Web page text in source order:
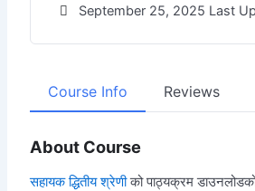
September 25, 2025 Last
Course Info Reviews
About Course
सहायक द्धितीय श्रेणीको पाठ्यक्रम